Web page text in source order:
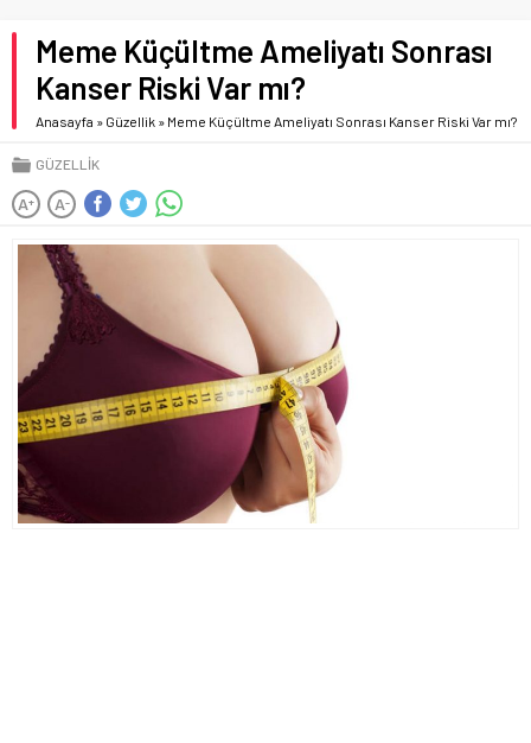
Meme Küçültme Ameliyatı Sonrası
Kanser Riski Var mı?
Anasayfa » Güzellik » Meme Küçültme Ameliyatı Sonrası Kanser Riski Var mı?
GÜZELLIK
A+ A-